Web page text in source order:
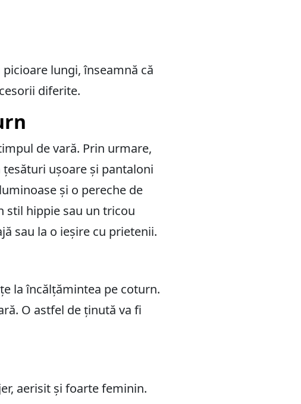
lungi, înseamnă că
diferite.
de vară. Prin urmare,
ușoare și pantaloni
și o pereche de
stil hippie sau un tricou
sau la o ieșire cu prietenii.
la încălțămintea pe coturn.
O astfel de ținută va fi
aerisit și foarte feminin.